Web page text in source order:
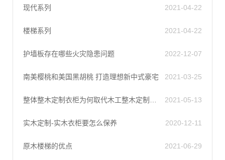
现代系列 2021-04-22
楼梯系列 2021-04-22
护墙板存在哪些火灾隐患问题 2022-12-07
南美樱桃和美国黑胡桃 打造理想新中式豪宅 2021-03-25
2021-05-13
实木定制-实木衣柜要怎么保养 2020-12-11
原木楼梯的优点 2021-06-29